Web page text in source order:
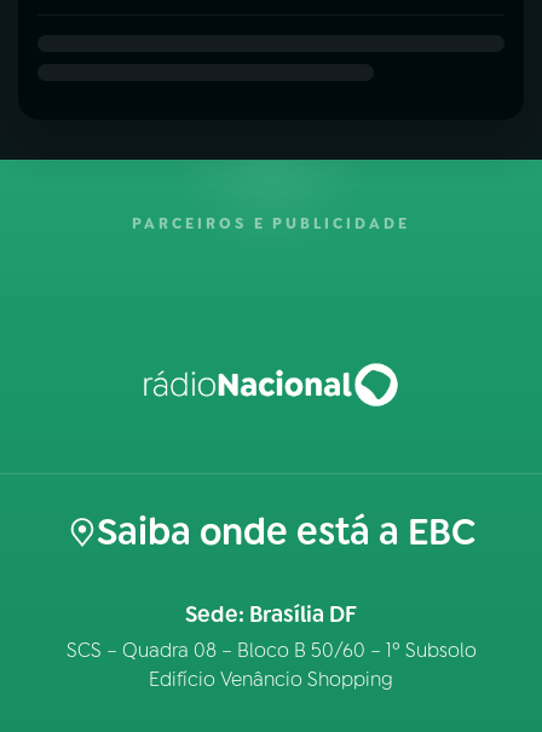
PARCEIROS E PUBLICIDADE
Saiba onde está a EBC
Sede: Brasília DF
SCS – Quadra 08 – Bloco B 50/60 – 1º Subsolo
Edifício Venâncio Shopping